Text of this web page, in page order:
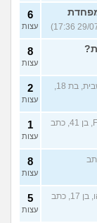
6
עצות
8
עצות
(מלשבית, בת 18,
2
עצות
(Flo-T, בן 41, כתב
1
עצות
28, כתב
8
עצות
(סתם מישהו, בן 17, כתב
5
עצות